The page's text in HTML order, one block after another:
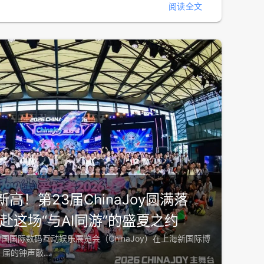
阅读全文
高！第23届ChinaJoy圆满落
这场“与AI同游”的盛夏之约
国际数码互动娱乐展览会（ChinaJoy）在上海新国际博
届的钟声敲…